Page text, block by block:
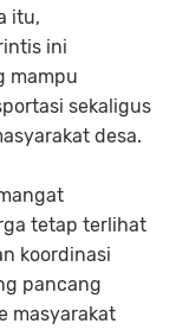
itu,
ini
mampu
sekaligus
desa.
tetap terlihat
koordinasi
pancang
masyarakat